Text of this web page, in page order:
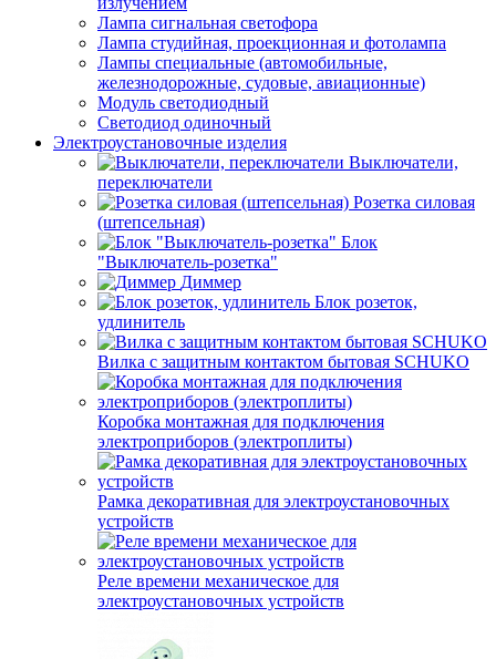
Лампа сигнальная светофора
Лампа студийная, проекционная и фотолампа
Лампы специальные (автомобильные,
железнодорожные, судовые, авиационные)
Модуль светодиодный
Светодиод одиночный
Электроустановочные изделия
Выключатели,
переключатели
Розетка силовая
(штепсельная)
Блок
"Выключатель-розетка"
Диммер
Блок розеток,
удлинитель
Вилка с защитным контактом бытовая SCHUKO
Коробка монтажная для подключения
электроприборов (электроплиты)
Рамка декоративная для электроустановочных
устройств
Реле времени механическое для
электроустановочных устройств